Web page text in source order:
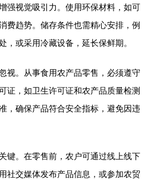
强视觉吸引力。使用环保材料，如可
费趋势。储存条件也需精心安排，例
，或采用冷藏设备，延长保鲜期。
视。从事食用农产品零售，必须遵守
证，如卫生许可证和农产品质量检测
，确保产品符合安全指标，避免因违
键。在零售前，农户可通过线上线下
社交媒体发布产品信息，或参加农贸